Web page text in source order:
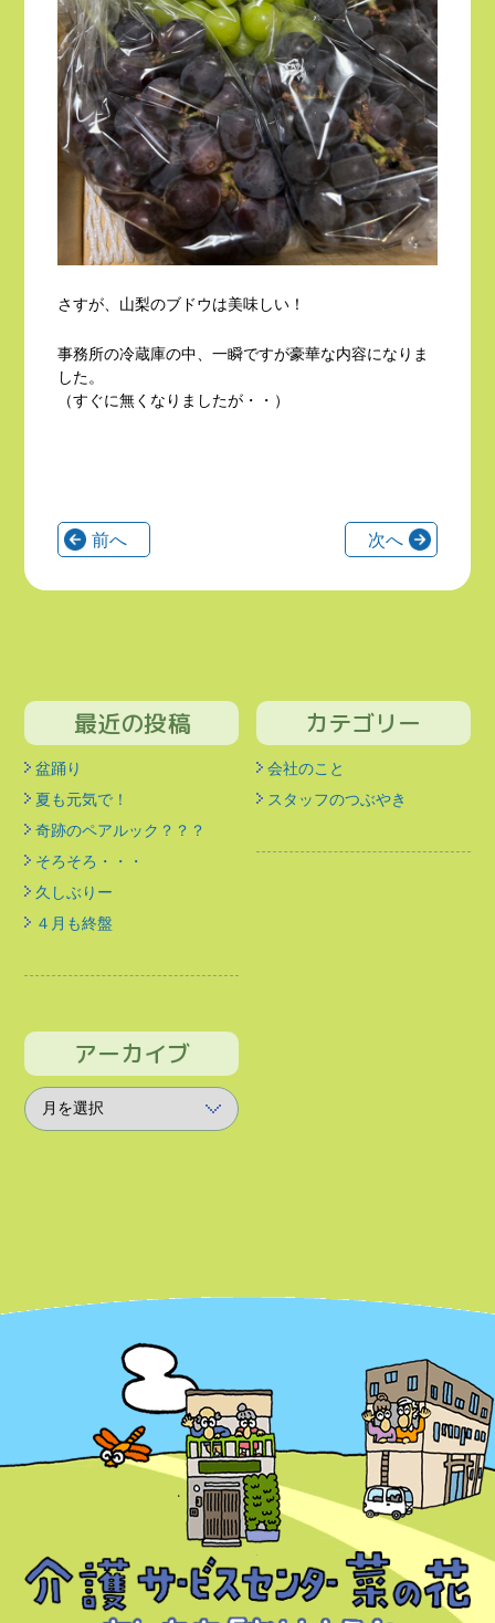
さすが、山梨のブドウは美味しい！
事務所の冷蔵庫の中、一瞬ですが豪華な内容になりま
した。
（すぐに無くなりましたが・・）
前へ 次へ
最近の投稿
盆踊り
夏も元気で！
奇跡のペアルック？？？
そろそろ・・・
久しぶりー
４月も終盤
カテゴリー
会社のこと
スタッフのつぶやき
アーカイブ